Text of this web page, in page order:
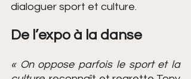
dialoguer sport et culture.
De l’expo à la danse
« On oppose parfois le sport et la